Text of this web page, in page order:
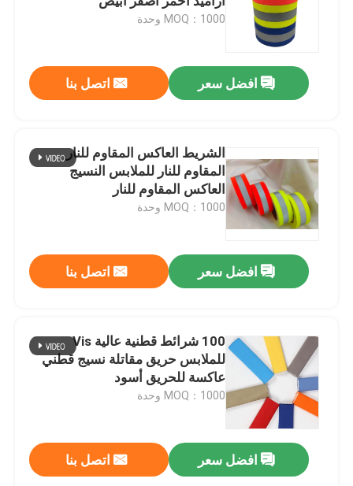
المنتجات
حول بنا
جولة في المعمل
MOQ：1000 وحدة
افضل سعر اتصل بنا
الشريط العاكس المقاوم للنار
المقاوم للنار للملابس النسيج
العاكس المقاوم للنار
MOQ：1000 وحدة
افضل سعر اتصل بنا
100 شرائط قطنية عالية Vis
للملابس حريق مقاتلة نسيج قطني
عاكسة للحريق أسود
MOQ：1000 وحدة
افضل سعر اتصل بنا